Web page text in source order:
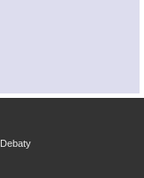
Debaty